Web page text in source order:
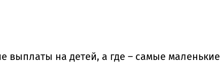
выплаты на детей, а где – самые маленькие